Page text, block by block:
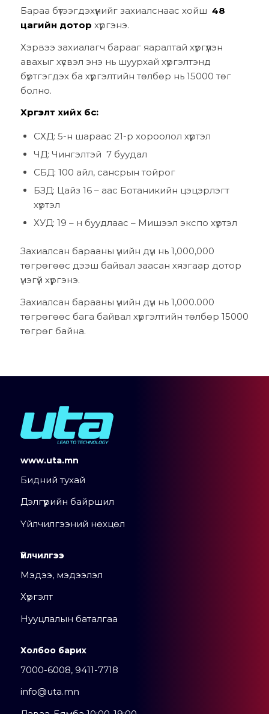
Бараа бүтээгдэхүүнийг захиалснаас хойш 48
цагийн дотор хүргэнэ.
Хэрвээ захиалагч барааг яаралтай хүргүүлэн
авахыг хүсвэл энэ нь шуурхай хүргэлтэнд
бүртгэгдэх ба хүргэлтийн төлбөр нь 15000 төг
болно.
Хүргэлт хийх бүс:
СХД: 5-н шараас 21-р хороолол хүртэл
ЧД: Чингэлтэй 7 буудал
СБД: 100 айл, сансрын тойрог
БЗД: Цайз 16 – аас Ботаникийн цэцэрлэгт
хүртэл
ХУД: 19 – н буудлаас – Мишээл экспо хүртэл
Захиалсан барааны үнийн дүн нь 1,000,000
төгрөгөөс дээш байвал заасан хязгаар дотор
үнэгүй хүргэнэ.
Захиалсан барааны үнийн дүн нь 1,000.000
төгрөгөөс бага байвал хүргэлтийн төлбөр 15000
төгрөг байна.
www.uta.mn
Бидний тухай
Дэлгүүрийн байршил
Үйлчилгээний нөхцөл
Үйлчилгээ
Мэдээ, мэдээлэл
Хүргэлт
Нууцлалын баталгаа
Холбоо барих
7000-6008, 9411-7718
info@uta.mn